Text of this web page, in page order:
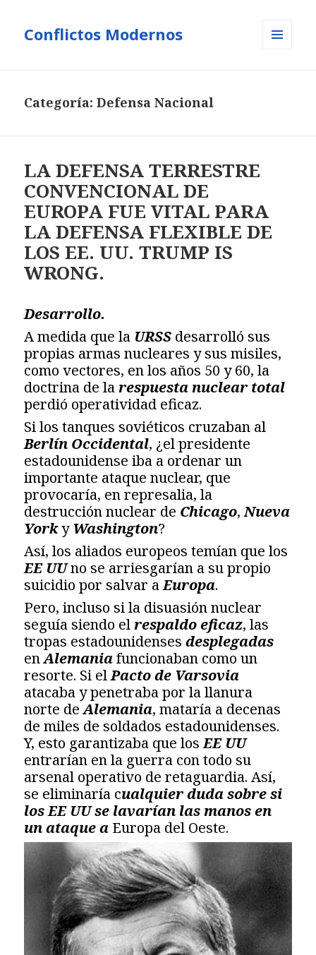
Conflictos Modernos
Categoría:Defensa Nacional
LA DEFENSA TERRESTRE
CONVENCIONAL DE
EUROPA FUE VITAL PARA
LA DEFENSA FLEXIBLE DE
LOS EE. UU. TRUMP IS
WRONG.
Desarrollo.
A medida que la URSS desarrolló sus
propias armas nucleares y sus misiles,
como vectores, en los años 50 y 60, la
doctrina de larespuesta nuclear total
perdió operatividad eficaz.
Si los tanques soviéticos cruzaban al
Berlín Occidental, ¿el presidente
estadounidense iba a ordenar un
importante ataque nuclear, que
provocaría, en represalia, la
destrucción nuclear de Chicago,Nueva
YorkyWashington?
Así, los aliados europeos temían que los
EE UUno se arriesgarían a su propio
suicidio por salvar aEuropa.
Pero, incluso si la disuasión nuclear
seguía siendo elrespaldo eficaz, las
tropas estadounidensesdesplegadas
enAlemaniafuncionaban como un
resorte. Si elPacto de Varsovia
atacaba y penetraba por la llanura
norte deAlemania, mataría a decenas
de miles de soldados estadounidenses.
Y, esto garantizaba que losEE UU
entrarían en la guerra con todo su
arsenal operativo de retaguardia. Así,
se eliminaría cualquier duda sobre si
los EE UU se lavarían las manos en
un ataque a Europa del Oeste.